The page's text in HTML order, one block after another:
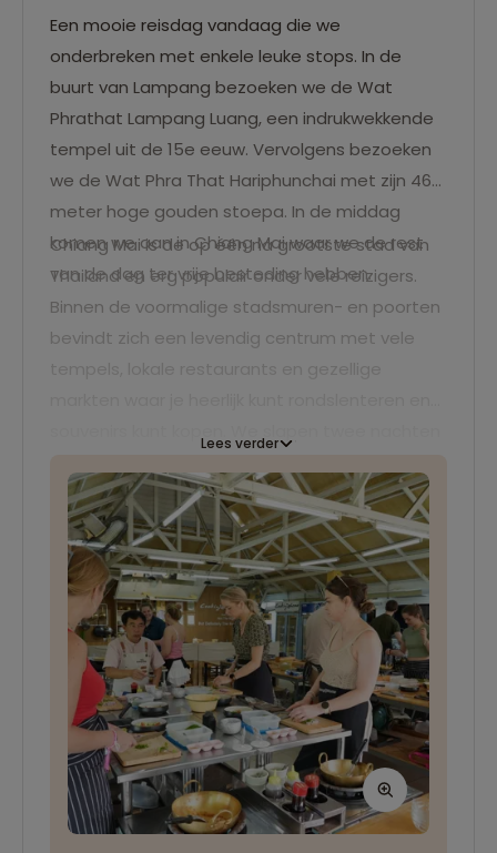
Een mooie reisdag vandaag die we
onderbreken met enkele leuke stops. In de
buurt van Lampang bezoeken we de Wat
Phrathat Lampang Luang, een indrukwekkende
tempel uit de 15e eeuw. Vervolgens bezoeken
we de Wat Phra That Hariphunchai met zijn 46
meter hoge gouden stoepa. In de middag
komen we aan in Chiang Mai waar we de rest
van de dag ter vrije besteding hebben.
Chiang Mai is de op één na grootste stad van
Thailand en erg populair onder vele reizigers.
Binnen de voormalige stadsmuren- en poorten
bevindt zich een levendig centrum met vele
Lees verder